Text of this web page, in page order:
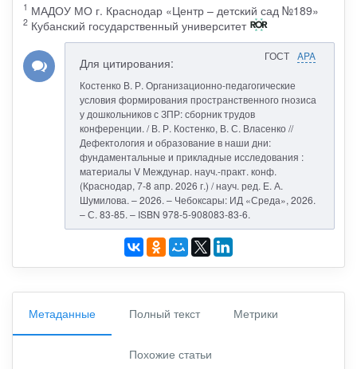
1 МАДОУ МО г. Краснодар «Центр – детский сад №189»
2Кубанский государственный университет
ГОСТ APA
Для цитирования:
Костенко В. Р. Организационно-педагогические
условия формирования пространственного гнозиса
у дошкольников с ЗПР: сборник трудов
конференции. / В. Р. Костенко, В. С. Власенко //
Дефектология и образование в наши дни:
фундаментальные и прикладные исследования :
материалы V Междунар. науч.-практ. конф.
(Краснодар, 7-8 апр. 2026 г.) / науч. ред. Е. А.
Шумилова. – 2026. – Чебоксары: ИД «Среда», 2026.
– С. 83-85. – ISBN 978-5-908083-83-6.
Метаданные Полный текст Метрики
Похожие статьи